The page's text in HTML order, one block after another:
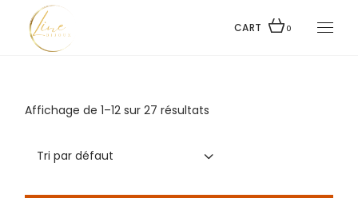
content
CART 0
Affichage de 1–12 sur 27 résultats
Tri par défaut